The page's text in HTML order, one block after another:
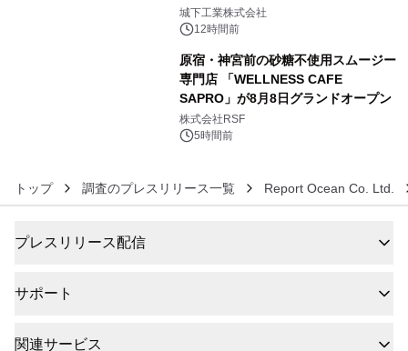
ーブル1本つなぐだけ、テレビの音が
ぐっと豊かに
城下工業株式会社
12時間前
原宿・神宮前の砂糖不使用スムージー
専門店 「WELLNESS CAFE
SAPRO」が8月8日グランドオープン
株式会社RSF
5時間前
トップ 調査のプレスリリース一覧 Report Ocean Co. Ltd.
プレスリリース配信
サポート
関連サービス